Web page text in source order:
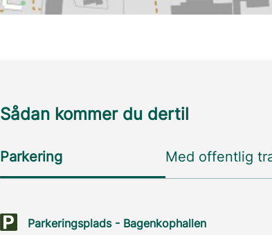
Sådan kommer du dertil
Parkering Med offentlig
Parkeringsplads - Bagenkophallen